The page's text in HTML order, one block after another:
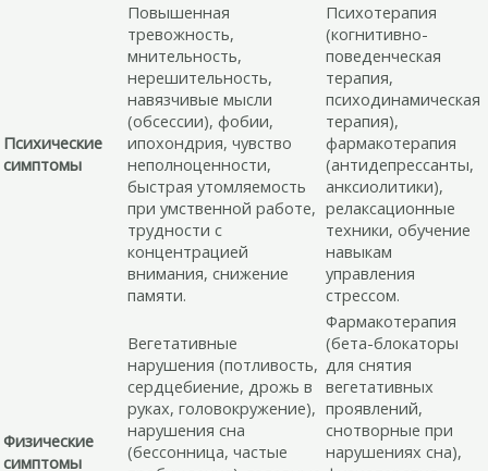
Психические
симптомы
Повышенная
тревожность,
мнительность,
нерешительность,
навязчивые мысли
(обсессии), фобии,
ипохондрия, чувство
неполноценности,
быстрая утомляемость
при умственной работе,
трудности с
концентрацией
внимания, снижение
памяти.
Психотерапия
(когнитивно-
поведенческая
терапия,
психодинамическая
терапия),
фармакотерапия
(антидепрессанты,
анксиолитики),
релаксационные
техники, обучение
навыкам
управления
стрессом.
Физические
симптомы
Вегетативные
нарушения (потливость,
сердцебиение, дрожь в
руках, головокружение),
нарушения сна
(бессонница, частые
Фармакотерапия
(бета-блокаторы
для снятия
вегетативных
проявлений,
снотворные при
нарушениях сна),